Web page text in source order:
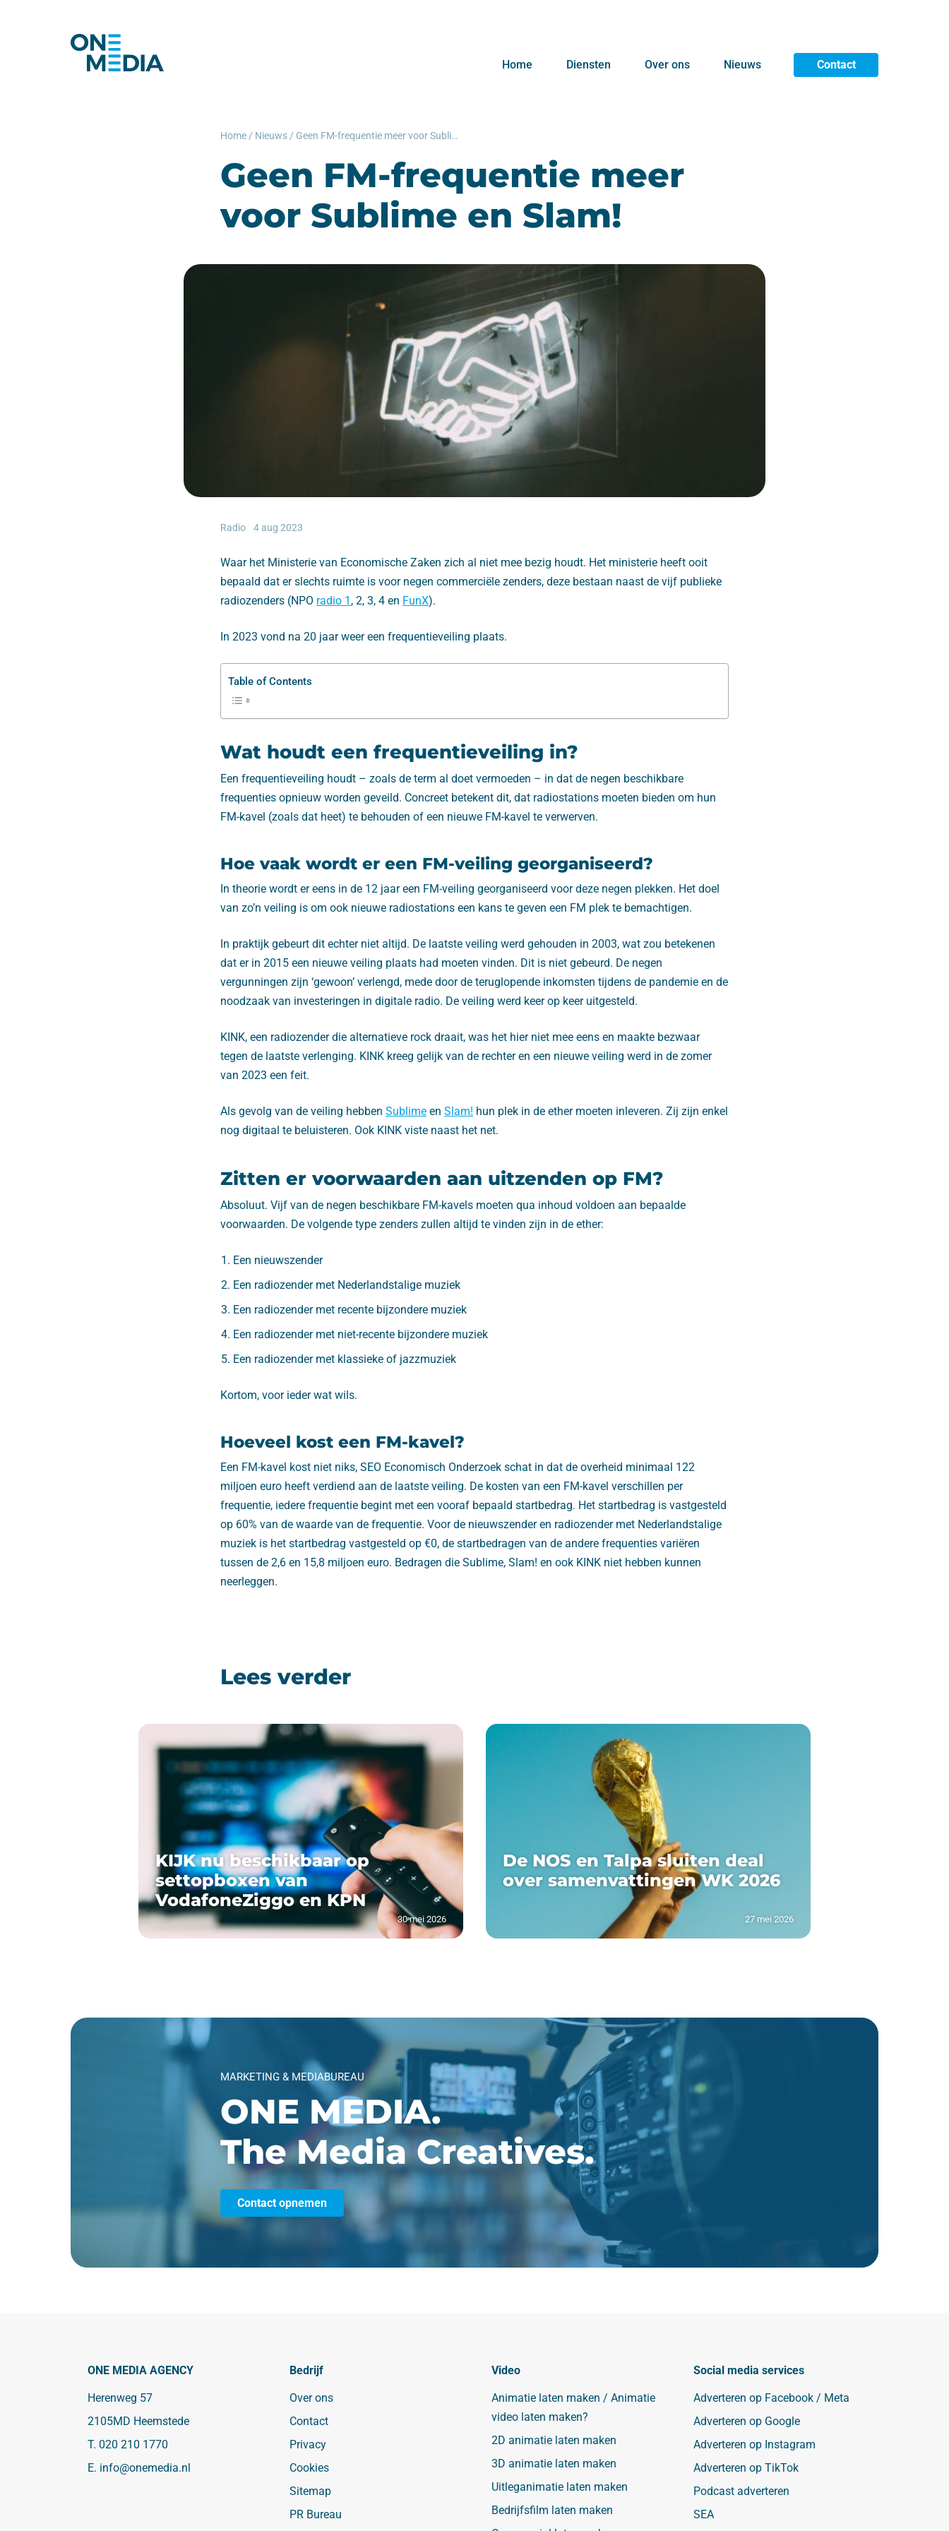
Home Diensten Over ons Nieuws Contact
Home / Nieuws / Geen FM-frequentie meer voor Sublime en Slam!
Geen FM-frequentie meer
voor Sublime en Slam!
Radio 4 aug 2023
Waar het Ministerie van Economische Zaken zich al niet mee bezig houdt. Het ministerie heeft ooit
bepaald dat er slechts ruimte is voor negen commerciële zenders, deze bestaan naast de vijf publieke
radiozenders (NPO radio 1 , 2, 3, 4 en FunX).
In 2023 vond na 20 jaar weer een frequentieveiling plaats.
Table of Contents
Wat houdt een frequentieveiling in?
Een frequentieveiling houdt – zoals de term al doet vermoeden – in dat de negen beschikbare
frequenties opnieuw worden geveild. Concreet betekent dit, dat radiostations moeten bieden om hun
FM-kavel (zoals dat heet) te behouden of een nieuwe FM-kavel te verwerven.
Hoe vaak wordt er een FM-veiling georganiseerd?
In theorie wordt er eens in de 12 jaar een FM-veiling georganiseerd voor deze negen plekken. Het doel
van zo’n veiling is om ook nieuwe radiostations een kans te geven een FM plek te bemachtigen.
In praktijk gebeurt dit echter niet altijd. De laatste veiling werd gehouden in 2003, wat zou betekenen
dat er in 2015 een nieuwe veiling plaats had moeten vinden. Dit is niet gebeurd. De negen
vergunningen zijn ‘gewoon’ verlengd, mede door de teruglopende inkomsten tijdens de pandemie en de
noodzaak van investeringen in digitale radio. De veiling werd keer op keer uitgesteld.
KINK, een radiozender die alternatieve rock draait, was het hier niet mee eens en maakte bezwaar
tegen de laatste verlenging. KINK kreeg gelijk van de rechter en een nieuwe veiling werd in de zomer
van 2023 een feit.
Als gevolg van de veiling hebben Sublime en Slam! hun plek in de ether moeten inleveren. Zij zijn enkel
nog digitaal te beluisteren. Ook KINK viste naast het net.
Zitten er voorwaarden aan uitzenden op FM?
Absoluut. Vijf van de negen beschikbare FM-kavels moeten qua inhoud voldoen aan bepaalde
voorwaarden. De volgende type zenders zullen altijd te vinden zijn in de ether:
Een nieuwszender
Een radiozender met Nederlandstalige muziek
Een radiozender met recente bijzondere muziek
Een radiozender met niet-recente bijzondere muziek
Een radiozender met klassieke of jazzmuziek
Kortom, voor ieder wat wils.
Hoeveel kost een FM-kavel?
Een FM-kavel kost niet niks, SEO Economisch Onderzoek schat in dat de overheid minimaal 122
miljoen euro heeft verdiend aan de laatste veiling. De kosten van een FM-kavel verschillen per
frequentie, iedere frequentie begint met een vooraf bepaald startbedrag. Het startbedrag is vastgesteld
op 60% van de waarde van de frequentie. Voor de nieuwszender en radiozender met Nederlandstalige
muziek is het startbedrag vastgesteld op €0, de startbedragen van de andere frequenties variëren
tussen de 2,6 en 15,8 miljoen euro. Bedragen die Sublime, Slam! en ook KINK niet hebben kunnen
neerleggen.
Lees verder
KIJK nu beschikbaar op
settopboxen van
VodafoneZiggo en KPN
30 mei 2026
De NOS en Talpa sluiten deal
over samenvattingen WK 2026
27 mei 2026
MARKETING & MEDIABUREAU
ONE MEDIA.
The Media Creatives.
Contact opnemen
Bedrijf
Over ons
Contact
Privacy
Cookies
Sitemap
PR Bureau
Video
Animatie laten maken / Animatie
video laten maken?
2D animatie laten maken
3D animatie laten maken
Uitleganimatie laten maken
Bedrijfsfilm laten maken
Social media services
Adverteren op Facebook / Meta
Adverteren op Google
Adverteren op Instagram
Adverteren op TikTok
Podcast adverteren
SEA
ONE MEDIA AGENCY
Herenweg 57
2105MD Heemstede
T. 020 210 1770
E. info@onemedia.nl